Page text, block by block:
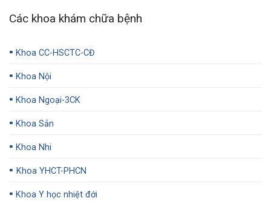
Các khoa khám chữa bệnh
▪️ Khoa CC-HSCTC-CĐ
▪️ Khoa Nội
▪️ Khoa Ngoại-3CK
▪️ Khoa Sản
▪️ Khoa Nhi
▪️ Khoa YHCT-PHCN
▪️ Khoa Y học nhiệt đới